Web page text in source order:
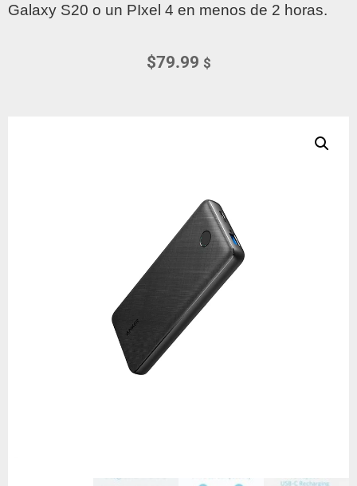
Galaxy S20 o un PIxel 4 en menos de 2 horas.
$79.99 $